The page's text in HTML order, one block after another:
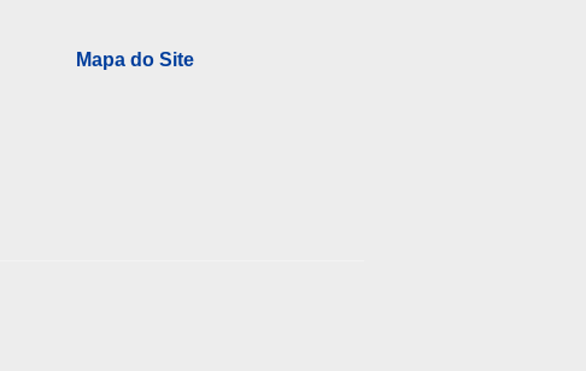
Mapa do Site